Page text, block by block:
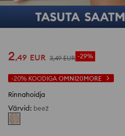
2,49 EUR 3,49 EUR -29%
-20% KOODIGA OMNI20MORE
Rinnahoidja
Värvid: beež